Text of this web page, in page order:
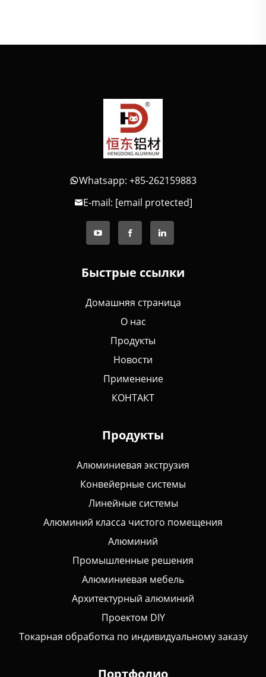
Whatsapp: +85-262159883
E-mail: [email protected]
Быстрые ссылки
Домашняя страница
О нас
Продукты
Новости
Применение
КОНТАКТ
Продукты
Алюминиевая экструзия
Конвейерные системы
Линейные системы
Алюминий класса чистого помещения
Алюминий
Промышленные решения
Алюминиевая мебель
Архитектурный алюминий
Проектом DIY
Токарная обработка по индивидуальному заказу